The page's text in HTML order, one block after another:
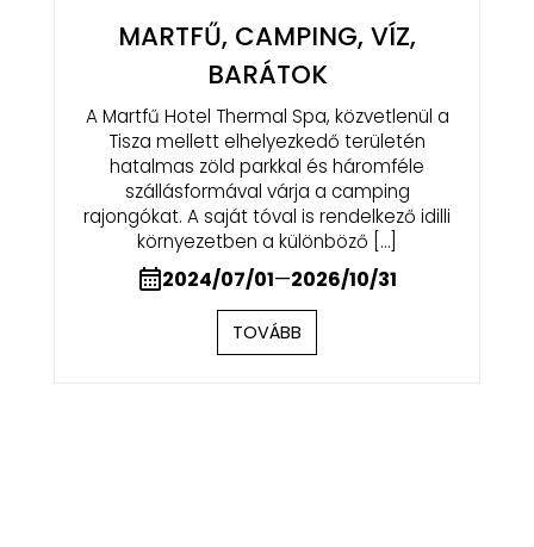
MARTFŰ, CAMPING, VÍZ,
BARÁTOK
A Martfű Hotel Thermal Spa, közvetlenül a
Tisza mellett elhelyezkedő területén
hatalmas zöld parkkal és háromféle
szállásformával várja a camping
rajongókat. A saját tóval is rendelkező idilli
környezetben a különböző […]
2024/07/01—2026/10/31
TOVÁBB